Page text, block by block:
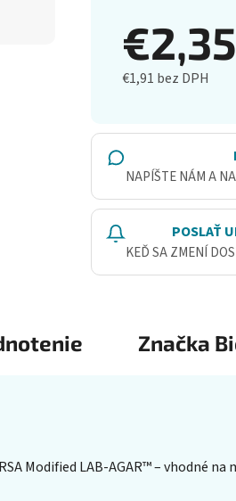
€2,35
€1,91 bez DPH
NAPÍŠTE NÁM A
POSLAŤ
KEĎ SA ZMENÍ
Značka
Modified LAB-AGAR™ – vhodné